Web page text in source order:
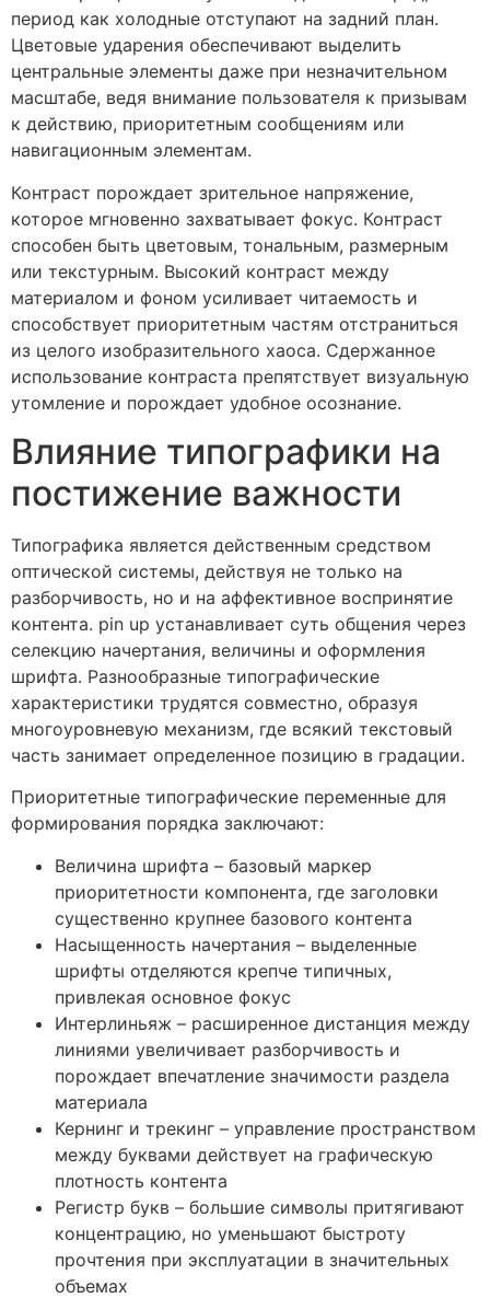
период как холодные отступают на задний план.
Цветовые ударения обеспечивают выделить
центральные элементы даже при незначительном
масштабе, ведя внимание пользователя к призывам
к действию, приоритетным сообщениям или
навигационным элементам.
Контраст порождает зрительное напряжение,
которое мгновенно захватывает фокус. Контраст
способен быть цветовым, тональным, размерным
или текстурным. Высокий контраст между
материалом и фоном усиливает читаемость и
способствует приоритетным частям отстраниться
из целого изобразительного хаоса. Сдержанное
использование контраста препятствует визуальную
утомление и порождает удобное осознание.
Влияние типографики на
постижение важности
Типографика является действенным средством
оптической системы, действуя не только на
разборчивость, но и на аффективное воспринятие
контента. pin up устанавливает суть общения через
селекцию начертания, величины и оформления
шрифта. Разнообразные типографические
характеристики трудятся совместно, образуя
многоуровневую механизм, где всякий текстовый
часть занимает определенное позицию в градации.
Приоритетные типографические переменные для
формирования порядка заключают:
Величина шрифта – базовый маркер
приоритетности компонента, где заголовки
существенно крупнее базового контента
Насыщенность начертания – выделенные
шрифты отделяются крепче типичных,
привлекая основное фокус
Интерлиньяж – расширенное дистанция между
линиями увеличивает разборчивость и
порождает впечатление значимости раздела
материала
Кернинг и трекинг – управление пространством
между буквами действует на графическую
плотность контента
Регистр букв – большие символы притягивают
концентрацию, но уменьшают быстроту
прочтения при эксплуатации в значительных
объемах